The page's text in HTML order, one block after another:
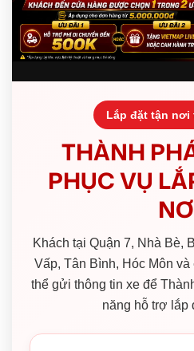
Lắp đặt tận nơi
THÀNH
PHỤC VỤ
Khách tại Quận 7, Nhà Bè,
Vấp, Tân Bình, Hóc Môn
thể gửi thông tin xe để
năng hỗ trợ lắp